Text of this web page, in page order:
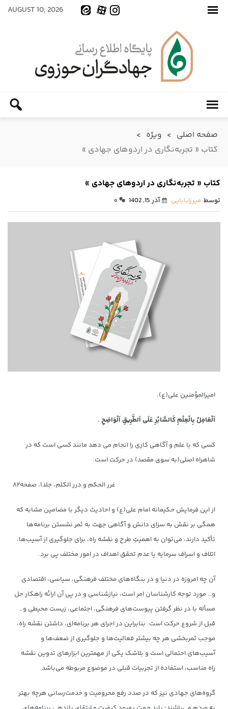
AUGUST 10, 2026
صفحه اصلی > ویژه >
کتاب « تجربه‌نگاری در اردو‌های جهادی »
کتاب « تجربه‌نگاری در اردو‌های جهادی »
توسط میرزابابایی آذر 15, 1402 ۰
امیرالمؤمنین علی(ع):
اَلْعَامِلُ بِالْعِلْمِ كَالسَّائِرِ عَلَى اَلطَّرِيقِ اَلْوَاضِحِ .
کسی که با علم و آگاهی کاری را انجام می دهد مانند کسی است که در
شاهراه اصلی(به سوی مقصد) در حرکت است.
غرر الحکم و درر الکلم، جلد۱، صفحه۸۲
از این فرمایش حکیمانه امام علی(ع) و احادیث دیگر با مضامین مشابه که
همگی بر نقش به سزای دانش و آگاهی جهت به ثمر نشستن برنامه‌ها
تأکید دارند، می‌توان به اهمیتِ طرح و نقشه راه، برای جلوگیری از آسیب‌ها،
اتلاف و اسراف سرمایه یا عدم تحقق اهداف در امور مختلف پی برد.
آن چه امروزه در دنیا و در بنگا‌ه‌های مختلف فرهنگی، سیاسی،‌ اقتصادی
و… مورد توجه کارشناسان امر است، نیازشناسی و در پی آن ارائه راهکار حل
مسأله با در نظر گرفتن پیوست‌های فرهنگی، اجتماعی، زیست محیطی و…
قبل از شروع حرکت است. بنابراین در اجرای هر برنامه‌ای، داشتن نقشه راه،
موجب ثمربخشی هر چه بیشتر فعالیت‌ها و جلوگیری از ضعف‌ها و
آسیب‌های احتمالی است و بلاشک یکی از مهم‎ترین ابزارهای تدوین نقشه
راه مناسب، استفاده از تجربیات قبلی در موضوع مربوطه می‌باشد.
گروه‌های جهادی نیز که در صدد رفع محرومیت و خدمت‌رسانی هرچه بهتر